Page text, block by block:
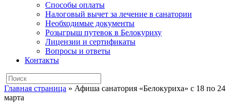
Способы оплаты
Налоговый вычет за лечение в санатории
Необходимые документы
Розыгрыш путевок в Белокуриху
Лицензии и сертификаты
Вопросы и ответы
Контакты
Главная страница » Афиша санатория «Белокуриха» с 18 по 24
марта